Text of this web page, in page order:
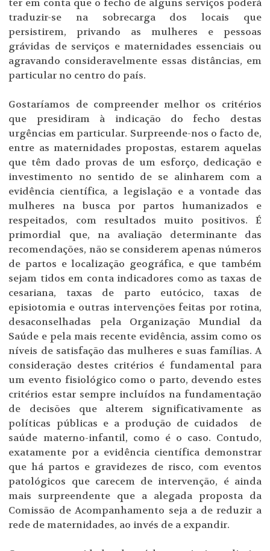
ter em conta que o fecho de alguns serviços poderá
traduzir-se na sobrecarga dos locais que
persistirem, privando as mulheres e pessoas
grávidas de serviços e maternidades essenciais ou
agravando consideravelmente essas distâncias, em
particular no centro do país.
Gostaríamos de compreender melhor os critérios
que presidiram à indicação do fecho destas
urgências em particular. Surpreende-nos o facto de,
entre as maternidades propostas, estarem aquelas
que têm dado provas de um esforço, dedicação e
investimento no sentido de se alinharem com a
evidência científica, a legislação e a vontade das
mulheres na busca por partos humanizados e
respeitados, com resultados muito positivos. É
primordial que, na avaliação determinante das
recomendações, não se considerem apenas números
de partos e localização geográfica, e que também
sejam tidos em conta indicadores como as taxas de
cesariana, taxas de parto eutócico, taxas de
episiotomia e outras intervenções feitas por rotina,
desaconselhadas pela Organização Mundial da
Saúde e pela mais recente evidência, assim como os
níveis de satisfação das mulheres e suas famílias. A
consideração destes critérios é fundamental para
um evento fisiológico como o parto, devendo estes
critérios estar sempre incluídos na fundamentação
de decisões que alterem significativamente as
políticas públicas e a produção de cuidados de
saúde materno-infantil, como é o caso. Contudo,
exatamente por a evidência científica demonstrar
que há partos e gravidezes de risco, com eventos
patológicos que carecem de intervenção, é ainda
mais surpreendente que a alegada proposta da
Comissão de Acompanhamento seja a de reduzir a
rede de maternidades, ao invés de a expandir.